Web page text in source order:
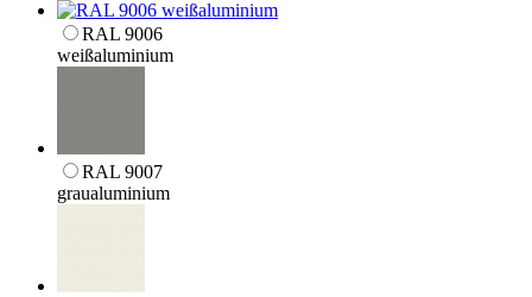
RAL 9006
weißaluminium
RAL 9007
graualuminium